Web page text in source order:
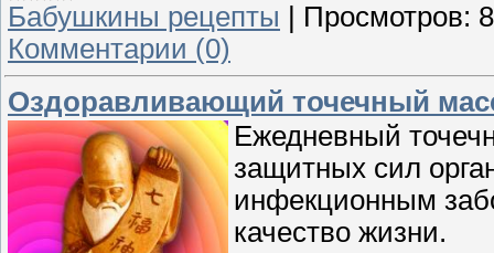
Бабушкины рецепты
Просмотров:
Комментарии (0)
Оздоравливающий точечный
Ежедневный
защитных сил
инфекционным
качество жизни.